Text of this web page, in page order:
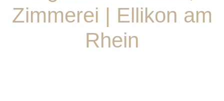
Zimmerei | Ellikon am
Rhein